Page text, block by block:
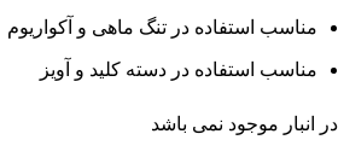
مناسب استفاده در تنگ ماهی و آکواریوم
مناسب استفاده در دسته کلید و آویز
در انبار موجود نمی باشد